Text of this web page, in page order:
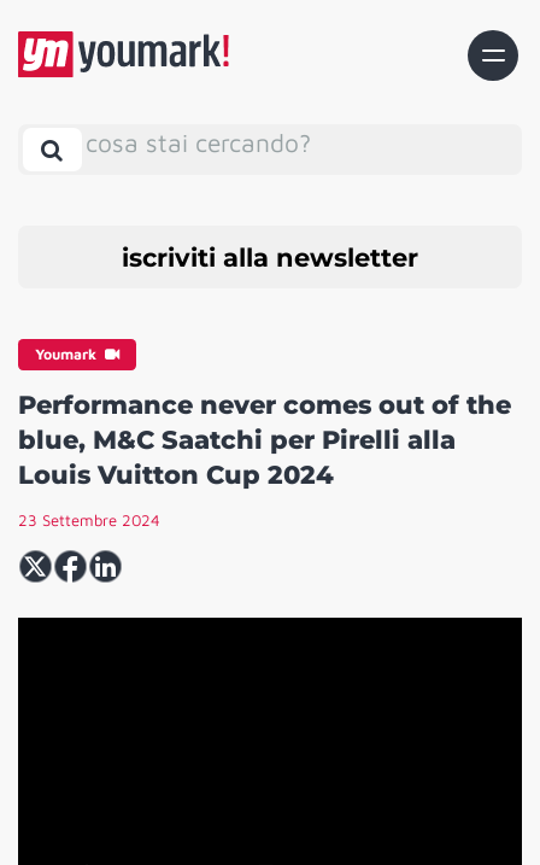
cosa stai cercando?
iscriviti alla newsletter
Youmark
Performance never comes out of the
blue, M&C Saatchi per Pirelli alla
Louis Vuitton Cup 2024
23 Settembre 2024